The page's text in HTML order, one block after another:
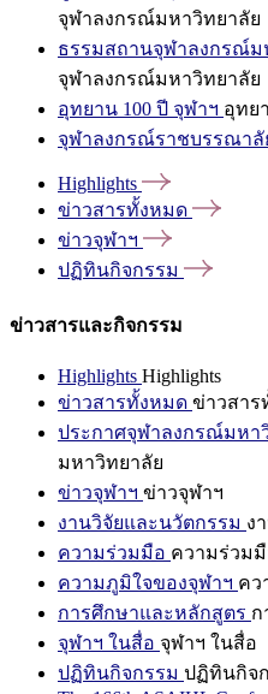
จุฬาลงกรณ์มหาวิทยาลัย
ธรรมสถานจุฬาลงกรณ์ม
จุฬาลงกรณ์มหาวิทยาลัย
อุทยาน 100 ปี จุฬาฯ อุทย
จุฬาลงกรณ์ราชบรรณาลั
Highlights
ข่าวสารทั้งหมด
ข่าวจุฬาฯ
ปฏิทินกิจกรรม
ข่าวสารและกิจกรรม
Highlights Highlights
ข่าวสารทั้งหมด ข่าวสาร
ประกาศจุฬาลงกรณ์มหา
มหาวิทยาลัย
ข่าวจุฬาฯ ข่าวจุฬาฯ
งานวิจัยและนวัตกรรม ง
ความร่วมมือ ความร่วม
ความภูมิใจของจุฬาฯ คว
การศึกษาและหลักสูตร ก
จุฬาฯ ในสื่อ จุฬาฯ ในสื่อ
ปฏิทินกิจกรรม ปฏิทินกิจ